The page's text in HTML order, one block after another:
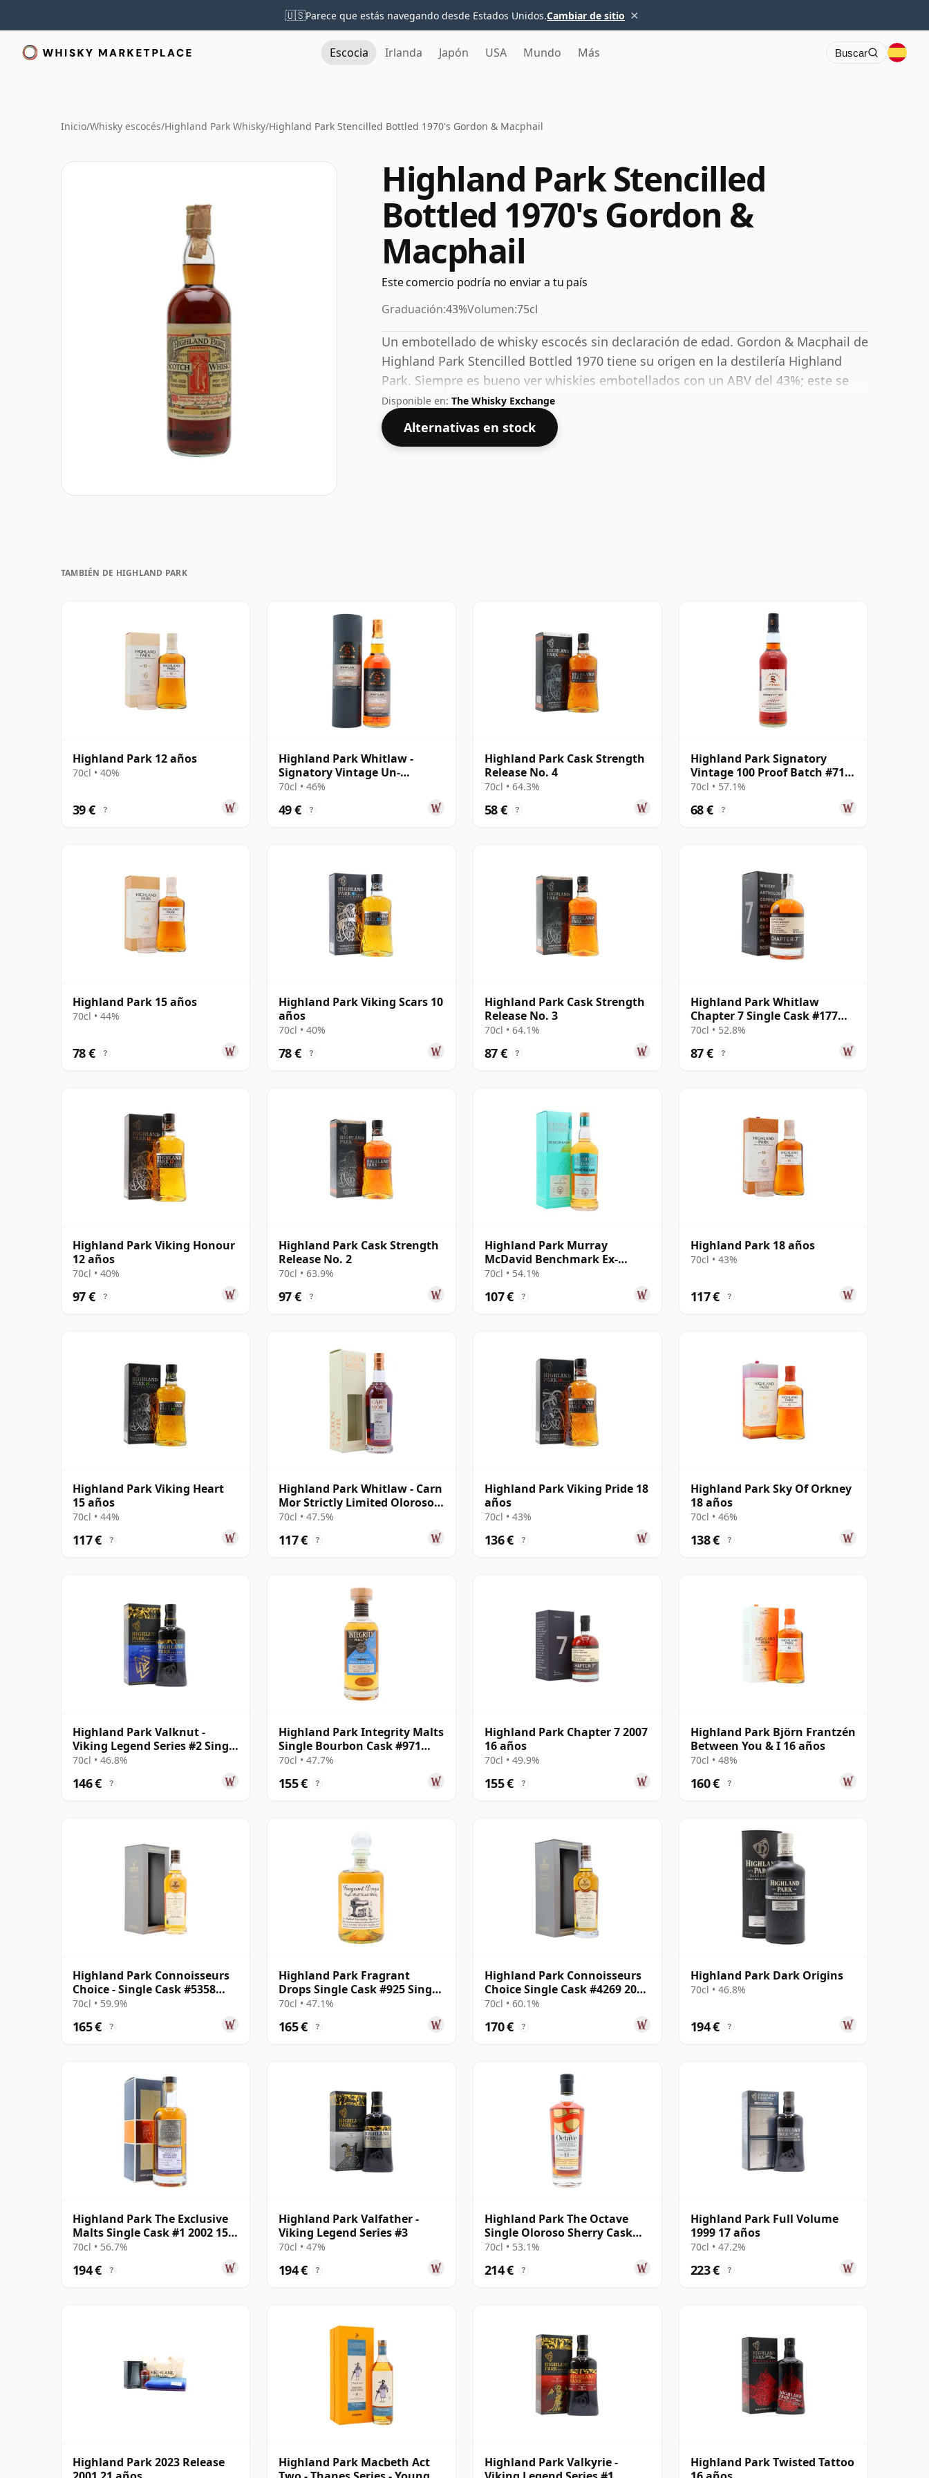
🇺🇸Parece que estás navegando desde Estados Unidos.Cambiar de sitio ×
Escocia Irlanda Japón USA Mundo Más Buscar
Inicio/Whisky escocés/Highland Park Whisky/Highland Park Stencilled Bottled 1970's Gordon & Macphail
Highland Park Stencilled
Bottled 1970's Gordon &
Macphail
Este comercio podría no enviar a tu país
Graduación:43%Volumen:75cl
Un embotellado de whisky escocés sin declaración de edad. Gordon & Macphail de
Highland Park Stencilled Bottled 1970 tiene su origen en la destilería Highland
Park. Siempre es bueno ver whiskies embotellados con un ABV del 43%; este se
envía en el tamaño normal de 75 cl.
Disponible en: The Whisky Exchange
Alternativas en stock
TAMBIÉN DE HIGHLAND PARK
Highland Park 12 años
70cl • 40%
39 € ?
Highland Park Whitlaw -
Signatory Vintage Un-
Chillfiltered Colle 2018 8 años
70cl • 46%
49 € ?
Highland Park Cask Strength
Release No. 4
70cl • 64.3%
58 € ?
Highland Park Signatory
Vintage 100 Proof Batch #71
Single Malt 2011 14 años
70cl • 57.1%
68 € ?
Highland Park 15 años
70cl • 44%
78 € ?
Highland Park Viking Scars 10
años
70cl • 40%
78 € ?
Highland Park Cask Strength
Release No. 3
70cl • 64.1%
87 € ?
Highland Park Whitlaw
Chapter 7 Single Cask #177
2014 8 años
70cl • 52.8%
87 € ?
Highland Park Viking Honour
12 años
70cl • 40%
97 € ?
Highland Park Cask Strength
Release No. 2
70cl • 63.9%
97 € ?
Highland Park Murray
McDavid Benchmark Ex-
Bourbon 2008 17 años
70cl • 54.1%
107 € ?
Highland Park 18 años
70cl • 43%
117 € ?
Highland Park Viking Heart
15 años
70cl • 44%
117 € ?
Highland Park Whitlaw - Carn
Mor Strictly Limited Oloroso
Sherry 2013 10 años
70cl • 47.5%
117 € ?
Highland Park Viking Pride 18
años
70cl • 43%
136 € ?
Highland Park Sky Of Orkney
18 años
70cl • 46%
138 € ?
Highland Park Valknut -
Viking Legend Series #2 Single
Malt Scot
70cl • 46.8%
146 € ?
Highland Park Integrity Malts
Single Bourbon Cask #971
2003 22 años
70cl • 47.7%
155 € ?
Highland Park Chapter 7 2007
16 años
70cl • 49.9%
155 € ?
Highland Park Björn Frantzén
Between You & I 16 años
70cl • 48%
160 € ?
Highland Park Connoisseurs
Choice - Single Cask #5358
2007 17 años
70cl • 59.9%
165 € ?
Highland Park Fragrant
Drops Single Cask #925 Single
Malt 2003 21 años
70cl • 47.1%
165 € ?
Highland Park Connoisseurs
Choice Single Cask #4269 2006
14 años
70cl • 60.1%
170 € ?
Highland Park Dark Origins
70cl • 46.8%
194 € ?
Highland Park The Exclusive
Malts Single Cask #1 2002 15
años
70cl • 56.7%
194 € ?
Highland Park Valfather -
Viking Legend Series #3
70cl • 47%
194 € ?
Highland Park The Octave
Single Oloroso Sherry Cask
#5039209 2003 22 años
70cl • 53.1%
214 € ?
Highland Park Full Volume
1999 17 años
70cl • 47.2%
223 € ?
Highland Park 2023 Release
Highland Park Macbeth Act
Highland Park Valkyrie -
Highland Park Twisted Tattoo